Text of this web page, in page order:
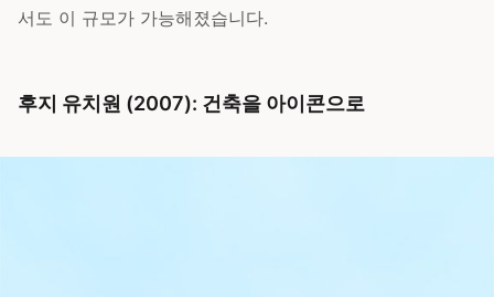
서도 이 규모가 가능해졌습니다.
후지 유치원 (2007): 건축을 아이콘으로